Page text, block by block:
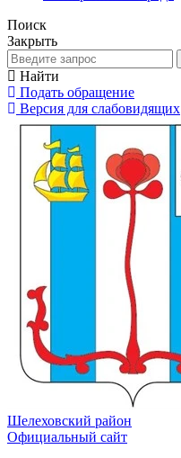
Поиск
Закрыть
Найти
Подать обращение
Версия для слабовидящих
Шелеховский район
Официальный сайт